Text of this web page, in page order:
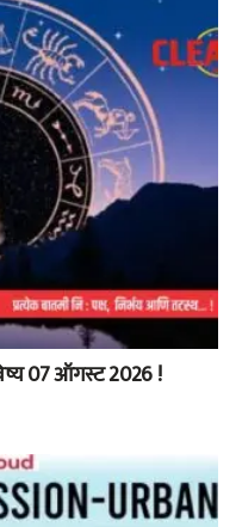
07 ऑगस्ट 2026 !